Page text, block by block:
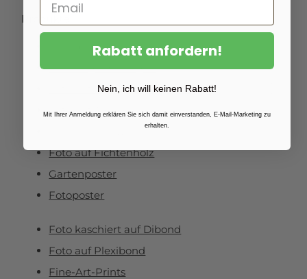
Produkte
Fotoabzüge
Fotovergrößerungen
Foto auf Plexiglas (Acrylglas)
Foto auf Aluminium
Foto auf Leinwand
Foto auf Fichtenholz
Gartenposter
Fotoposter
Foto kaschiert auf Dibond
Foto auf Plexibond
Fine-Art-Prints
Rabatt anfordern!
Nein, ich will keinen Rabatt!
Mit Ihrer Anmeldung erklären Sie sich damit einverstanden, E-Mail-Marketing zu
erhalten.